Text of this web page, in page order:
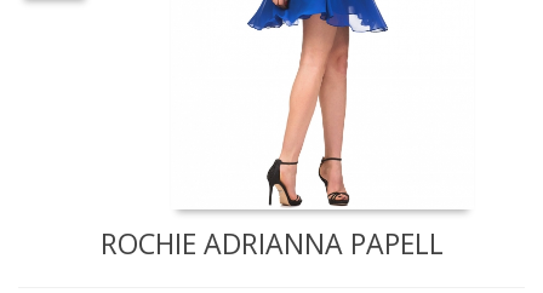
ROCHIE ADRIANNA PAPELL